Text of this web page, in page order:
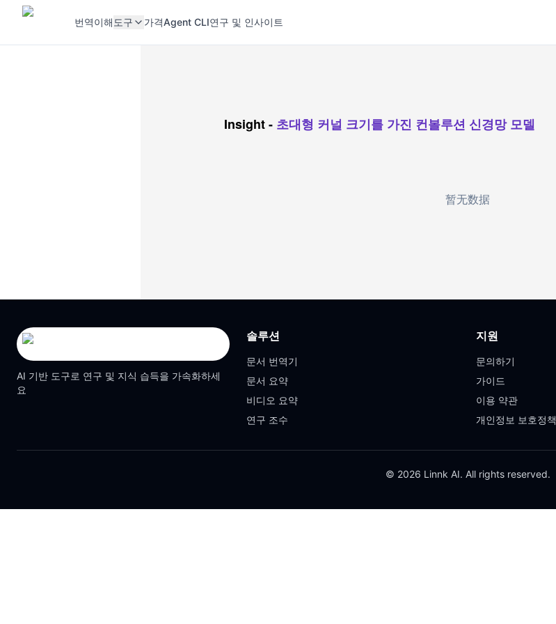
번역이해 도구 가격Agent CLI연구 및 인사이트
Insight- 초대형 커널 크기를 가진 컨볼루션 신경망 모델
暂无数据
AI 기반 도구로 연구 및 지식 습득을 가속화하세
요
솔루션
문서 번역기
문서 요약
비디오 요약
연구 조수
지원
문의하기
가이드
이용 약관
개인정보 보호정책
© 2026 Linnk AI. All rights reserved.